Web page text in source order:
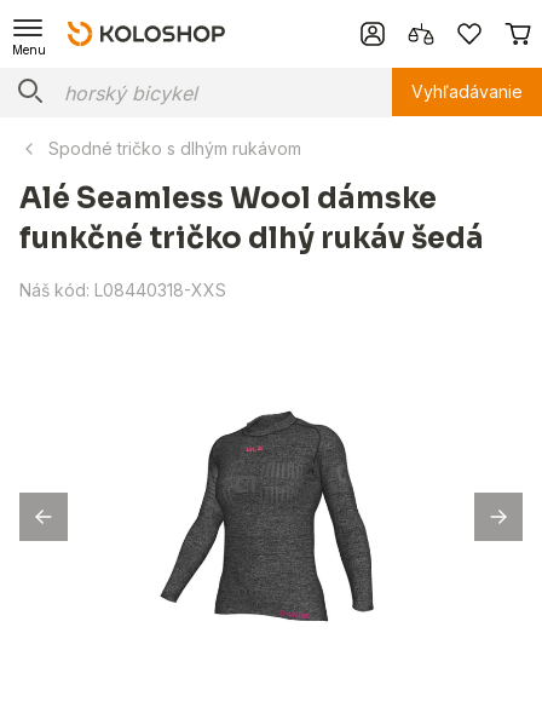
Menu
Vyhľadávanie
Spodné tričko s dlhým rukávom
Alé Seamless Wool dámske
funkčné tričko dlhý rukáv šedá
Náš kód: L08440318-XXS